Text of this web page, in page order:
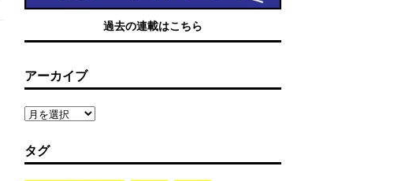
過去の連載はこちら
アーカイブ
タグ